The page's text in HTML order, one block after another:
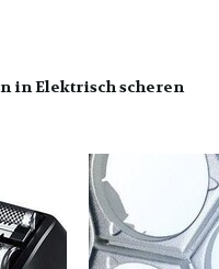
in Elektrisch scheren